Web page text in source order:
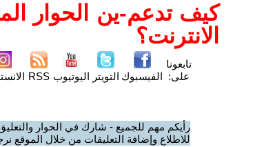
كيف تدعم-ين الحوار
الانترنت؟
تابعونا
على: الفيسبوك التويتر اليوتيوب RSS
رأيكم مهم للجميع - شارك في الحوار
للاطلاع وإضافة التعليقات من خلال الموقع